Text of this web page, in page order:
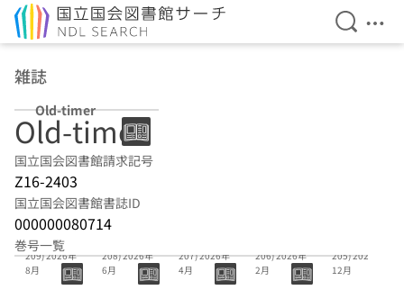
検索を
メ
雑誌
Old-timer
Old-timer
国立国会図書館請求記号
Z16-2403
国立国会図書館書誌ID
000000080714
巻号一覧
36巻4号(通号
209) 2026年
8月
208) 2026年
6月
207) 2026年
4月
206) 2026年
2月
205) 2025年
12月